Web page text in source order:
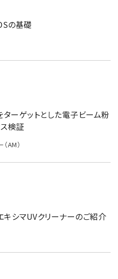
ポット)
置 (FIB-SEM)
ー (AM)
マ源・他)
の基礎
ーゲットとした電子ビーム粉
検証
AM）
キシマUVクリーナーのご紹介